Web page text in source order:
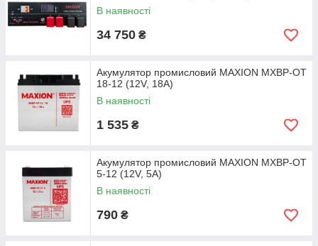
В наявності
34 750 ₴
Акумулятор промисловий MAXION MXBP-OT
18-12 (12V, 18А)
В наявності
1 535 ₴
Акумулятор промисловий MAXION MXBP-OT
5-12 (12V, 5А)
В наявності
790 ₴